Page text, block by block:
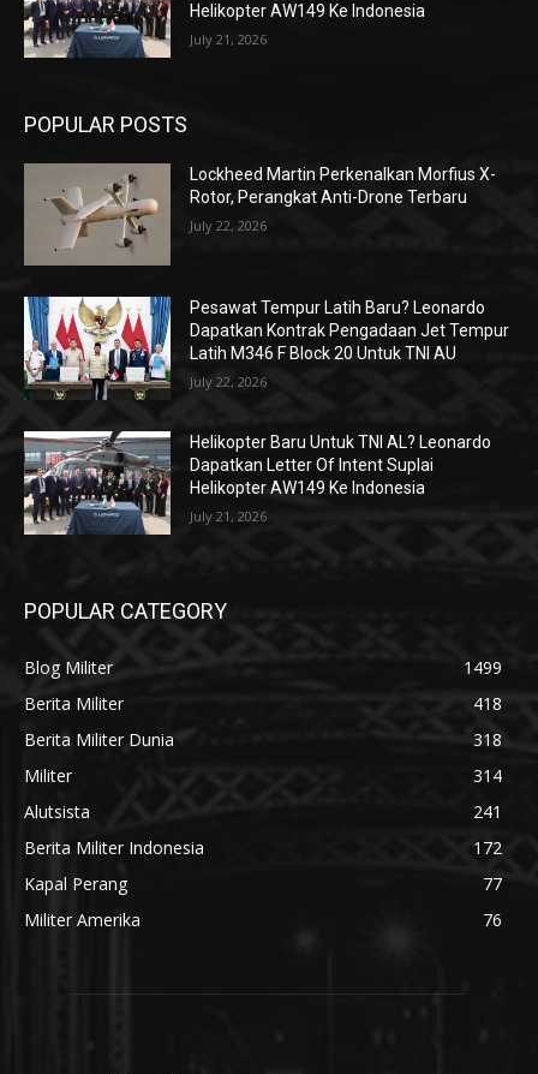
Helikopter AW149 Ke Indonesia
July 21, 2026
POPULAR POSTS
Lockheed Martin Perkenalkan Morfius X-
Rotor, Perangkat Anti-Drone Terbaru
July 22, 2026
Pesawat Tempur Latih Baru? Leonardo
Dapatkan Kontrak Pengadaan Jet Tempur
Latih M346 F Block 20 Untuk TNI AU
July 22, 2026
Helikopter Baru Untuk TNI AL? Leonardo
Dapatkan Letter Of Intent Suplai
Helikopter AW149 Ke Indonesia
July 21, 2026
POPULAR CATEGORY
Blog Militer
1499
Berita Militer
418
Berita Militer Dunia
318
Militer
314
Alutsista
241
Berita Militer Indonesia
172
Kapal Perang
77
Militer Amerika
76